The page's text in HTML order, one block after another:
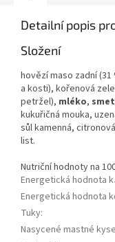
Detailní popis
Složení
hovězí maso zadní
a kosti), kořenová
petržel), mléko,
kukuřičná mouka,
sůl kamenná,
list.
Nutriční hodnoty na
Energetická hodnota
Energetická hodnota
Tuky:
Nasycené mastné